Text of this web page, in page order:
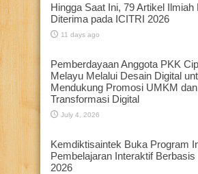
Hingga Saat Ini, 79 Artikel Ilmiah
Diterima pada ICITRI 2026
11 days ago
Pemberdayaan Anggota PKK
Melayu Melalui Desain Digital
Mendukung Promosi UMKM dan
Transformasi Digital
July 4, 2026
Kemdiktisaintek Buka Program
Pembelajaran Interaktif Berbasis
2026